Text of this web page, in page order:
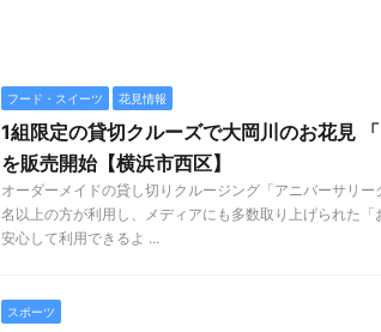
フード・スイーツ 花見情報
1組限定の貸切クルーズで大岡川のお花見
を販売開始【横浜市西区】
オーダーメイドの貸し切りクルージング「アニバーサリ
名以上の方が利用し、メディアにも多数取り上げられた「
安心して利用できるよ ...
スポーツ